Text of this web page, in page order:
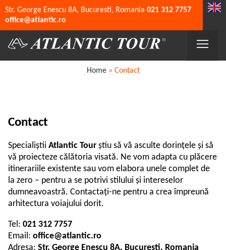
Home» Contact
Contact
Specialiștii Atlantic Tour știu să vă asculte dorințele și să
vă proiecteze călătoria visată. Ne vom adapta cu plăcere
itinerariile existente sau vom elabora unele complet de
la zero – pentru a se potrivi stilului și intereselor
dumneavoastră. Contactați-ne pentru a crea împreună
arhitectura voiajului dorit.
Tel: 021 312 7757
Email: office@atlantic.ro
Adresa: Str. George Enescu 8A, Bucuresti, Romania
Str. George Enescu 8A, Bucuresti, Romania 021 312 7757
office@atlantic.ro